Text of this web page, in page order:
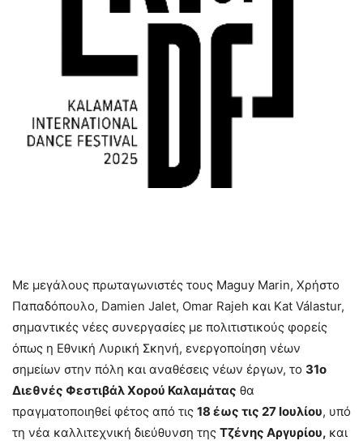
Με μεγάλους πρωταγωνιστές τους Maguy Marin, Χρήστο
Παπαδόπουλο, Damien Jalet, Omar Rajeh και Kat Válastur,
σημαντικές νέες συνεργασίες με πολιτιστικούς φορείς
όπως η Εθνική Λυρική Σκηνή, ενεργοποίηση νέων
σημείων στην πόλη και αναθέσεις νέων έργων, το 31ο
Διεθνές Φεστιβάλ Χορού Καλαμάτας θα
πραγματοποιηθεί φέτος από τις 18 έως τις 27 Ιουλίου, υπό
τη νέα καλλιτεχνική διεύθυνση της Τζένης Αργυρίου, και